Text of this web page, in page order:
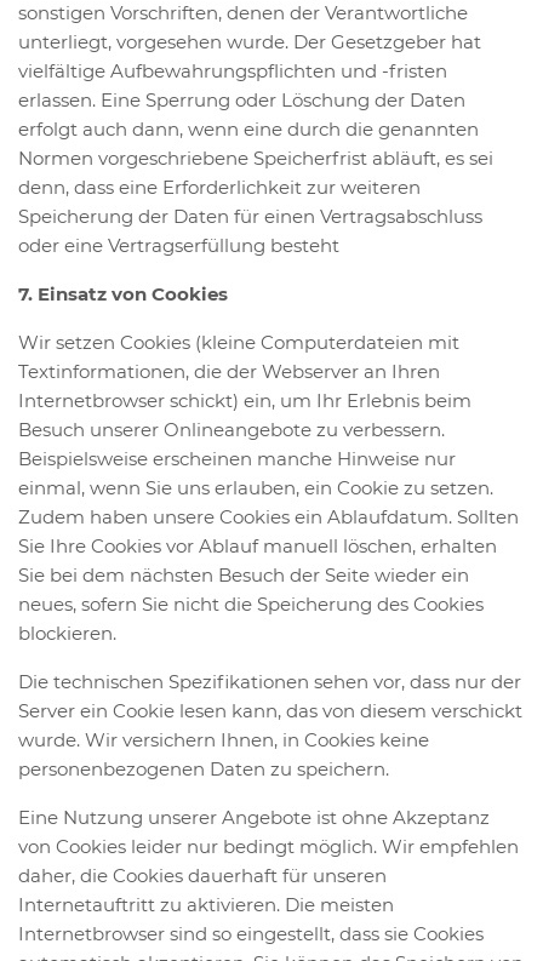
sonstigen Vorschriften, denen der Verantwortliche
unterliegt, vorgesehen wurde. Der Gesetzgeber hat
vielfältige Aufbewahrungspflichten und -fristen
erlassen. Eine Sperrung oder Löschung der Daten
erfolgt auch dann, wenn eine durch die genannten
Normen vorgeschriebene Speicherfrist abläuft, es sei
denn, dass eine Erforderlichkeit zur weiteren
Speicherung der Daten für einen Vertragsabschluss
oder eine Vertragserfüllung besteht
7. Einsatz von Cookies
Wir setzen Cookies (kleine Computerdateien mit
Textinformationen, die der Webserver an Ihren
Internetbrowser schickt) ein, um Ihr Erlebnis beim
Besuch unserer Onlineangebote zu verbessern.
Beispielsweise erscheinen manche Hinweise nur
einmal, wenn Sie uns erlauben, ein Cookie zu setzen.
Zudem haben unsere Cookies ein Ablaufdatum. Sollten
Sie Ihre Cookies vor Ablauf manuell löschen, erhalten
Sie bei dem nächsten Besuch der Seite wieder ein
neues, sofern Sie nicht die Speicherung des Cookies
blockieren.
Die technischen Spezifikationen sehen vor, dass nur der
Server ein Cookie lesen kann, das von diesem verschickt
wurde. Wir versichern Ihnen, in Cookies keine
personenbezogenen Daten zu speichern.
Eine Nutzung unserer Angebote ist ohne Akzeptanz
von Cookies leider nur bedingt möglich. Wir empfehlen
daher, die Cookies dauerhaft für unseren
Internetauftritt zu aktivieren. Die meisten
Internetbrowser sind so eingestellt, dass sie Cookies